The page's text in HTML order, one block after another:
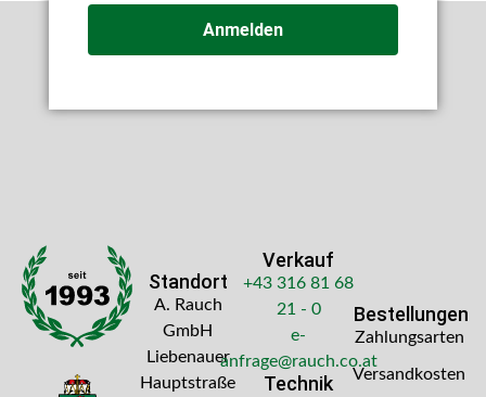
Anmelden
Standort
A. Rauch
GmbH
Liebenauer
Hauptstraße
Verkauf
+43 316 81 68
21 - 0
e-
anfrage@rauch.co.at
Technik
Bestellungen
Zahlungsarten
Versandkosten